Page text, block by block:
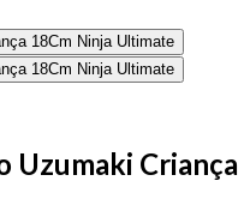
Uzumaki Criança